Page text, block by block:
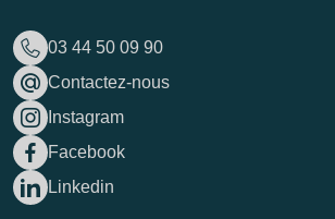
03 44 50 09 90
Contactez-nous
Instagram
Facebook
Linkedin